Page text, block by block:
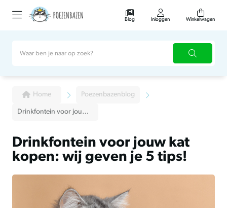
Blog Inloggen Winkelwagen
Home Poezenbazenblog
Drinkfontein voor jouw kat kopen: wij geven je 5 tips!
Drinkfontein voor jouw kat
kopen: wij geven je 5 tips!